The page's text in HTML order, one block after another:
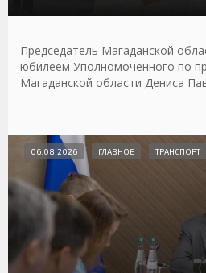
Председатель Магаданской
юбилеем Уполномоченного по
Магаданской области Дениса
06.08.2026 ГЛАВНОЕ ТРАНСПОРТ